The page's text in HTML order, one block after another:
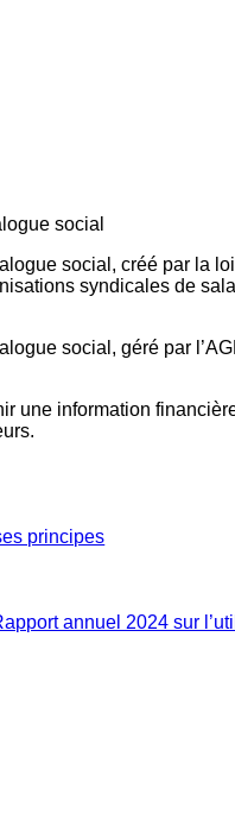
social, créé par la
syndicales de
social, géré par
une information
principes
annuel 2024 sur